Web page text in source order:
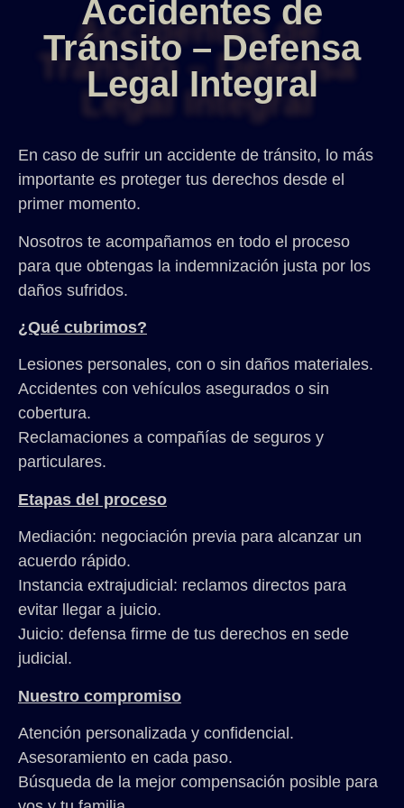
Accidentes de
Tránsito – Defensa
Legal Integral
En caso de sufrir un accidente de tránsito, lo más
importante es proteger tus derechos desde el
primer momento.
Nosotros te acompañamos en todo el proceso
para que obtengas la indemnización justa por los
daños sufridos.
¿Qué cubrimos?
Lesiones personales, con o sin daños materiales.
Accidentes con vehículos asegurados o sin
cobertura.
Reclamaciones a compañías de seguros y
particulares.
Etapas del proceso
Mediación: negociación previa para alcanzar un
acuerdo rápido.
Instancia extrajudicial: reclamos directos para
evitar llegar a juicio.
Juicio: defensa firme de tus derechos en sede
judicial.
Nuestro compromiso
Atención personalizada y confidencial.
Asesoramiento en cada paso.
Búsqueda de la mejor compensación posible para